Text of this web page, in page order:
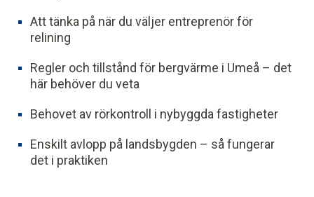
Att tänka på när du väljer entreprenör för
relining
Regler och tillstånd för bergvärme i Umeå – det
här behöver du veta
Behovet av rörkontroll i nybyggda fastigheter
Enskilt avlopp på landsbygden – så fungerar
det i praktiken